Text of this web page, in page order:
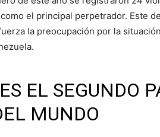
el principal perpetrador. Este
la preocupación por la
EL SEGUNDO
MUNDO